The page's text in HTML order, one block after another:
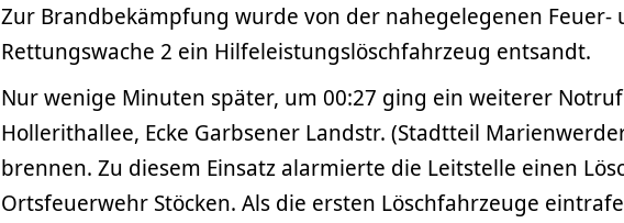
Zur Brandbekämpfung wurde von der nahegelegenen Feuer-
Rettungswache 2 ein Hilfeleistungslöschfahrzeug entsandt.
Nur wenige Minuten später, um 00:27 ging ein weiterer
Hollerithallee, Ecke Garbsener Landstr. (Stadtteil
brennen. Zu diesem Einsatz alarmierte die Leitstelle einen
Ortsfeuerwehr Stöcken. Als die ersten Löschfahrzeuge